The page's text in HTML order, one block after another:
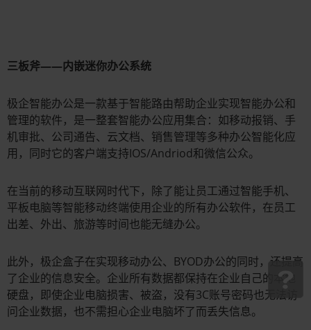
三板斧——内嵌迷你办公系统
极企智能办公是一款基于智能路由帮助企业实现智能办公和
管理的软件，是一整套智能办公应用集合：如移动报销、手
机审批、公司通告、云文档、销售管理等多种办公智能化应
用，同时它的客户端支持IOS/Andriod和微信公众。
在当前的移动互联网时代下，除了能让员工通过智能手机、
平板电脑等智能移动终端使用企业的所有办公软件，在员工
出差、外出、旅游等时间也能无缝办公。
此外，极企盒子在实现移动办公、BYOD办公的同时，还提高
了企业的信息安全。企业所有数据都保持在企业自己的本地
硬盘，即使企业电脑损害、被盗，没有3C账号密码也无法访
问企业数据，也不需担心企业电脑坏了而丢失信息。